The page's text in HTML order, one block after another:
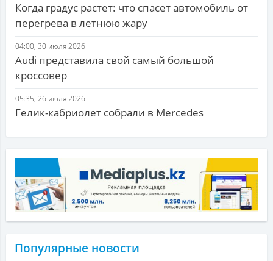
Когда градус растет: что спасет автомобиль от
перегрева в летнюю жару
04:00, 30 июля 2026
Audi представила свой самый большой
кроссовер
05:35, 26 июля 2026
Гелик-кабриолет собрали в Mercedes
Популярные новости